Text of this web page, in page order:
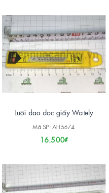
Lưỡi dao dọc giấy Wately
Mã SP: AH5674
16.500₫